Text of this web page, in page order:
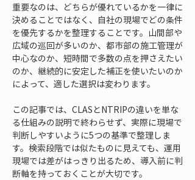
重要なのは、どちらが優れているかを一律に
決めることではなく、自社の現場でどの条件
を優先するかを整理することです。山間部や
広域の巡回が多いのか、都市部の施工管理が
中心なのか、短時間で多数の点を押さえたい
のか、継続的に安定した補正を使いたいのか
によって、適した選択は変わります。
この記事では、CLASとNTRIPの違いを単な
る仕組みの説明で終わらせず、実際に現場で
判断しやすいように5つの基準で整理しま
す。検索段階では似たものに見えても、運用
現場では差がはっきり出るため、導入前に判
断軸を持っておくことが大切です。